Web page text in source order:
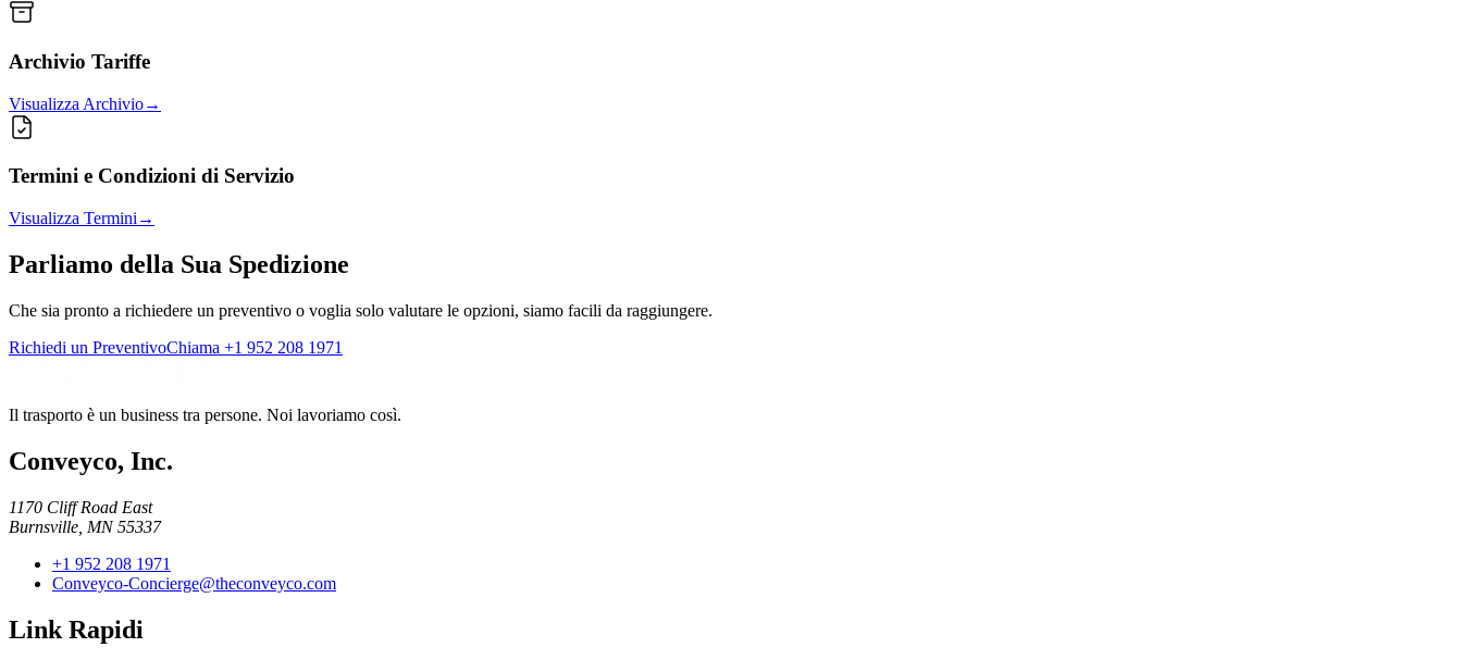
Archivio Tariffe
Visualizza Archivio→
Termini e Condizioni di Servizio
Visualizza Termini →
Parliamo della Sua Spedizione
Che sia pronto a richiedere un preventivo o voglia solo valutare le opzioni, siamo facili da raggiungere.
Richiedi un PreventivoChiama +1 952 208 1971
Il trasporto è un business tra persone. Noi lavoriamo così.
Conveyco, Inc.
1170 Cliff Road East
Burnsville, MN 55337
+1 952 208 1971
Conveyco-Concierge@theconveyco.com
Link Rapidi